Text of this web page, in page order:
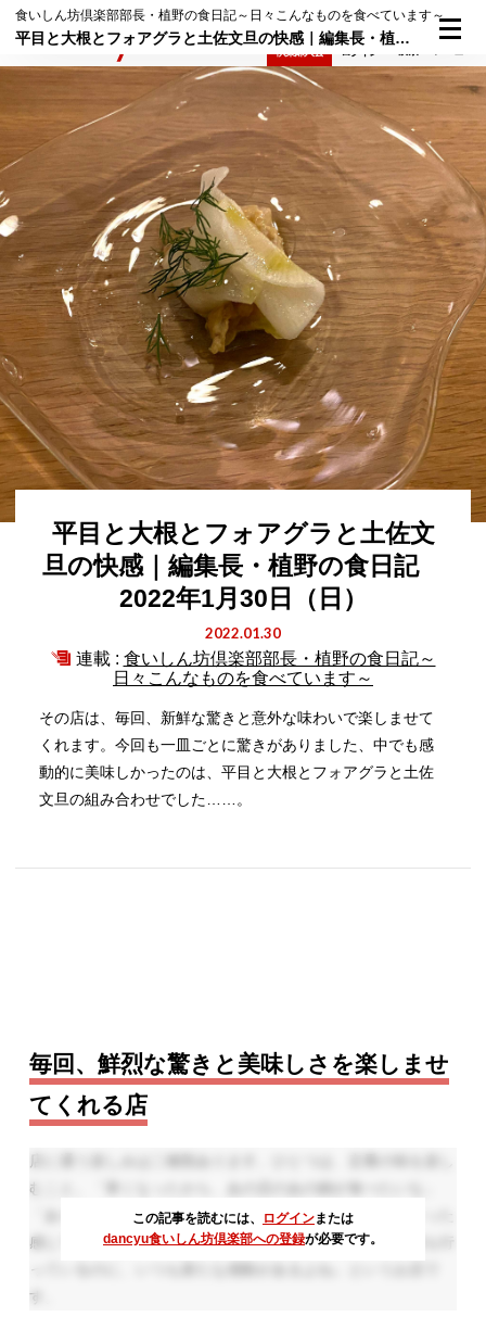
食いしん坊倶楽部部長・植野の食日記～日々こんなものを食べています～
平目と大根とフォアグラと土佐文旦の快感｜編集長・植野の食日記 2022年1月30日（日）
平目と大根とフォアグラと土佐文
旦の快感｜編集長・植野の食日記
2022年1月30日（日）
2022.01.30
連載 : 食いしん坊倶楽部部長・植野の食日記～
日々こんなものを食べています～
その店は、毎回、新鮮な驚きと意外な味わいで楽しませて
くれます。今回も一皿ごとに驚きがありました、中でも感
動的に美味しかったのは、平目と大根とフォアグラと土佐
文旦の組み合わせでした……。
毎回、鮮烈な驚きと美味しさを楽しませ
てくれる店
この記事を読むには、 ログインまたは
dancyu食いしん坊倶楽部への登録が必要です。
店に通う楽しみは二種類あります。ひとつは、定番の味を楽し
むこと。「寒くなったから、あの店のあの鍋が食べたいな」
「あそこの店の締めの炊き込みご飯がいつも楽しみ」といった
感じです。もう一つは、毎回の変化を楽しむこと。「何度も行
っているのに、いつも新たな感動があるよね」というお店で
す。